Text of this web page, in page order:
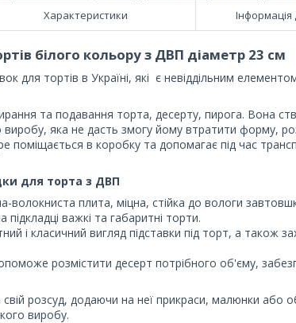
Характеристики
білого кольору з ДВП діаметр 23 см
для тортів в Україні, які є невіддільним
та подавання торта, десерту, пирога. Вона
виробу, яка не дасть змогу йому втратити форму,
поміщається в коробку та допомагає під час
для торта з ДВП
волокниста плита, міцна, стійка до вологи
важкі та габаритні торти.
і класичний вигляд підставки під торт, а також
розмістити десерт потрібного об'єму,
розсуд, додаючи на неї прикраси, малюнки або
виробу.